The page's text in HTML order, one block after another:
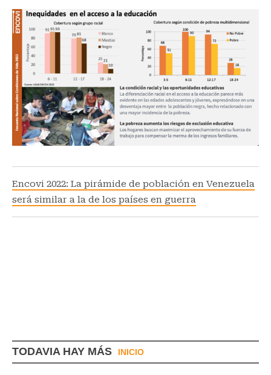
Encovi 2022: La pirámide de población en Venezuela
será similar a la de los países en guerra
TODAVIA HAY MÁS INICIO